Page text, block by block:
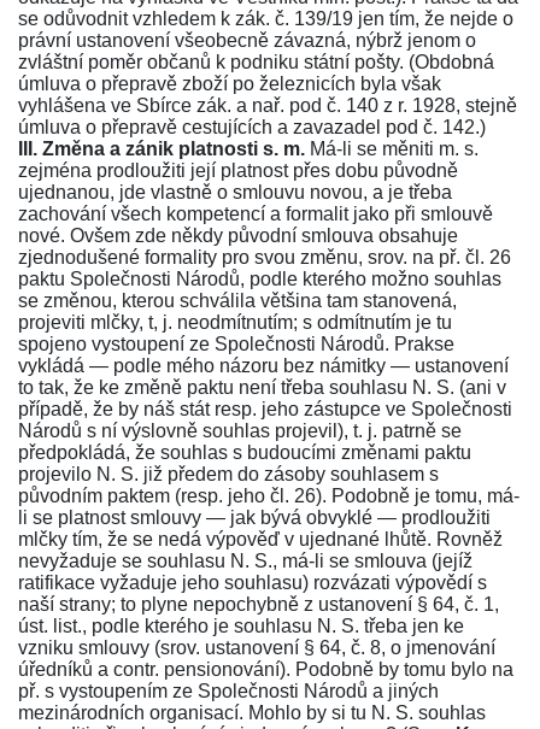
se odůvodnit vzhledem k zák. č. 139/19 jen tím, že nejde o
právní ustanovení všeobecně závazná, nýbrž jenom o
zvláštní poměr občanů k podniku státní pošty. (Obdobná
úmluva o přepravě zboží po železnicích byla však
vyhlášena ve Sbírce zák. a nař. pod č. 140 z r. 1928, stejně
úmluva o přepravě cestujících a zavazadel pod č. 142.)
III. Změna a zánik platnosti s. m. Má-li se měniti m. s.
zejména prodloužiti její platnost přes dobu původně
ujednanou, jde vlastně o smlouvu novou, a je třeba
zachování všech kompetencí a formalit jako při smlouvě
nové. Ovšem zde někdy původní smlouva obsahuje
zjednodušené formality pro svou změnu, srov. na př. čl. 26
paktu Společnosti Národů, podle kterého možno souhlas
se změnou, kterou schválila většina tam stanovená,
projeviti mlčky, t, j. neodmítnutím; s odmítnutím je tu
spojeno vystoupení ze Společnosti Národů. Prakse
vykládá — podle mého názoru bez námitky — ustanovení
to tak, že ke změně paktu není třeba souhlasu N. S. (ani v
případě, že by náš stát resp. jeho zástupce ve Společnosti
Národů s ní výslovně souhlas projevil), t. j. patrně se
předpokládá, že souhlas s budoucími změnami paktu
projevilo N. S. již předem do zásoby souhlasem s
původním paktem (resp. jeho čl. 26). Podobně je tomu, má-
li se platnost smlouvy — jak bývá obvyklé — prodloužiti
mlčky tím, že se nedá výpověď v ujednané lhůtě. Rovněž
nevyžaduje se souhlasu N. S., má-li se smlouva (jejíž
ratifikace vyžaduje jeho souhlasu) rozvázati výpovědí s
naší strany; to plyne nepochybně z ustanovení § 64, č. 1,
úst. list., podle kterého je souhlasu N. S. třeba jen ke
vzniku smlouvy (srov. ustanovení § 64, č. 8, o jmenování
úředníků a contr. pensionování). Podobně by tomu bylo na
př. s vystoupením ze Společnosti Národů a jiných
mezinárodních organisací. Mohlo by si tu N. S. souhlas